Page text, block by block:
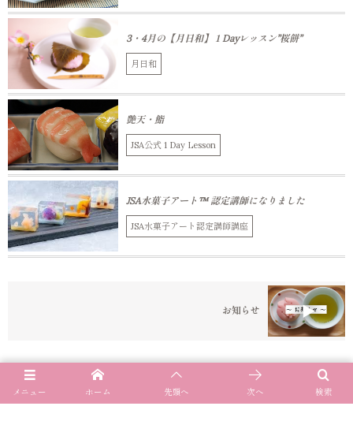
3・4月の【月日和】１Dayレッスン”桜餅”
月日和
艶天・鮨
JSA公式 1 Day Lesson
JSA水菓子アート™ 認定講師になりました
JSA水菓子アート認定講師講座
お知らせ
メニュー 検索
ホーム 先頭へ 次へ